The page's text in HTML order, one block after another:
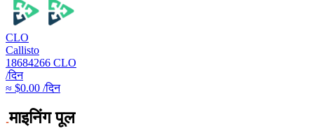
CLO
Callisto
18684266 CLO
/दिन
≈ $0.00 /दिन
माइनिंग पूल